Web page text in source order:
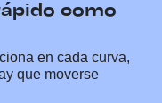
como
en cada curva,
que moverse